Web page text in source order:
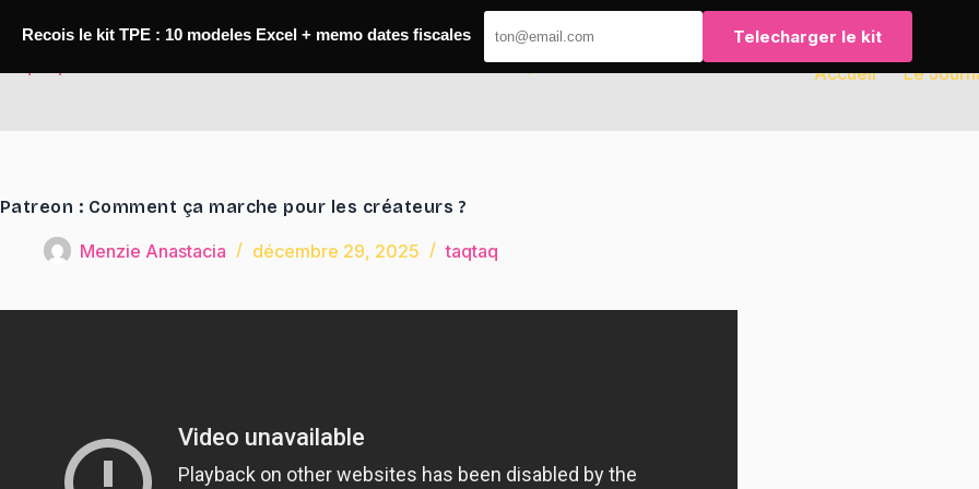
Accueil Le
Patreon : Comment ça marche pour les créateurs ?
Menzie Anastacia décembre 29, 2025 taqtaq
Recois le kit TPE : 10 modeles Excel + memo dates fiscales Telecharger le kit